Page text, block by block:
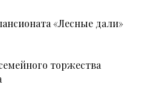
«Лесные дали»
торжества